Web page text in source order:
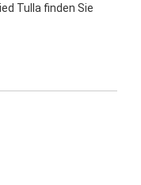
Tulla finden Sie